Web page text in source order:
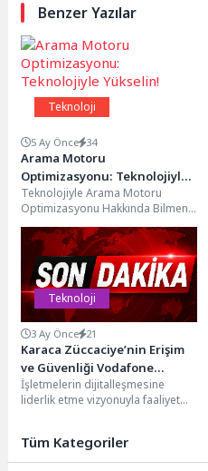
Benzer Yazılar
Teknoloji
5 Ay Önce 34
Arama Motoru
Optimizasyonu: Teknolojiyle
Yükselin!
Teknolojiyle Arama Motoru
Optimizasyonu Hakkında Bilmeniz
Gerekenler Arama motoru
optimizasyonu (SEO), web
sitenizin arama motorları...
Teknoloji
3 Ay Önce 21
Karaca Züccaciye’nin Erişim
ve Güvenliği Vodafone
Business’ın Bulut Çözümüyle
Güçlendi
İşletmelerin dijitalleşmesine
liderlik etme vizyonuyla faaliyet
markalarından Karaca’nın
teknoloji...
Tüm Kategoriler